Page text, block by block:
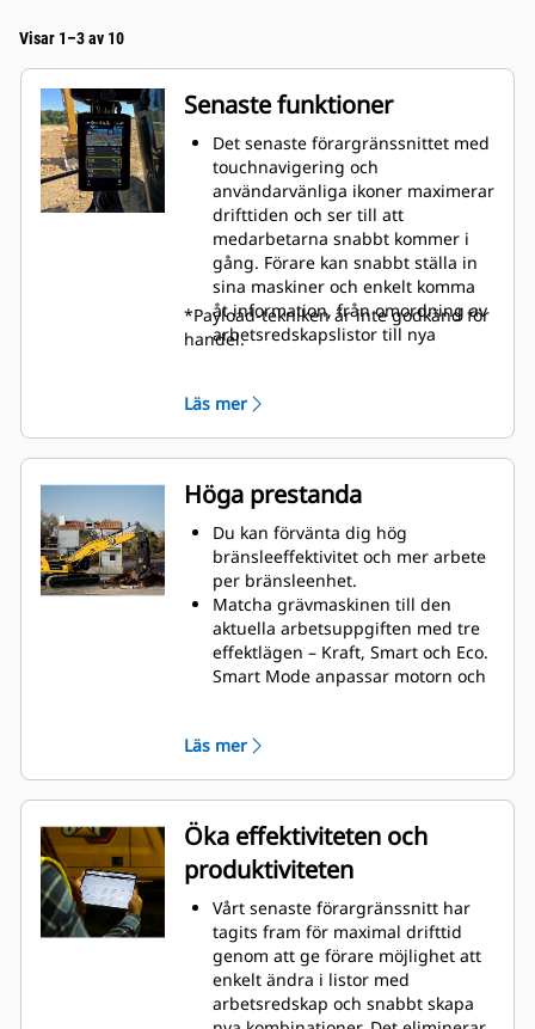
Visar 1–3 av 10
Senaste funktioner
Det senaste förargränssnittet med
touchnavigering och
användarvänliga ikoner maximerar
drifttiden och ser till att
medarbetarna snabbt kommer i
gång. Förare kan snabbt ställa in
sina maskiner och enkelt komma
åt information, från omordning av
arbetsredskapslistor till nya
Med det nya gränssnittet kan
utan att kompromissa med
Möjligheten att lägga in fästen och
redskap i systemet gör det smidigt
att ställa in kombinationer av
arbetsredskap och minska
kalibreringstiden avsevärt. Det
eliminerar också behovet av nya
mätningar när du byter mellan
Cat®-arbetsredskap och gör det
möjligt att kontrollera och anpassa
*Payload-tekniken är inte godkänd för
handel.
Läs mer
Höga prestanda
Du kan förvänta dig hög
bränsleeffektivitet och mer arbete
per bränsleenhet.
Matcha grävmaskinen till den
aktuella arbetsuppgiften med tre
effektlägen – Kraft, Smart och Eco.
Smart Mode anpassar motorn och
maximal kraft när det behövs och
det, för att spara bränsle.
dig mångsidigheten att använda
ett brett spektrum av Cat-tillbehör,
som krävs för rivningsarbeten.
Låt inte temperaturen hindra dig
från att arbeta. Grävmaskinen har
kapacitet för höga
omgivningstemperaturer på upp
Läs mer
Öka effektiviteten och
produktiviteten
Vårt senaste förargränssnitt har
tagits fram för maximal drifttid
genom att ge förare möjlighet att
enkelt ändra i listor med
arbetsredskap och snabbt skapa